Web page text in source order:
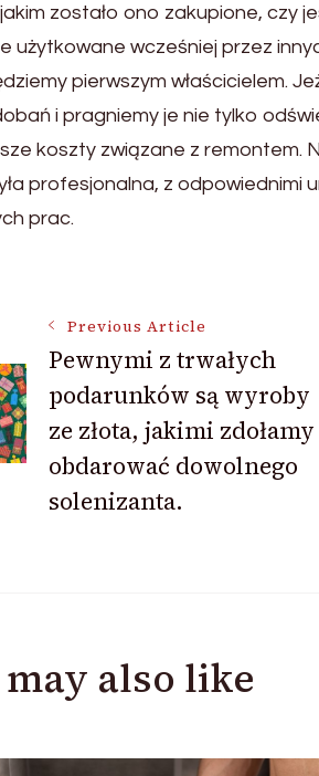
zostało ono zakupione,
użytkowane wcześniej przez
pierwszym właścicielem.
i pragniemy je nie tylko
koszty związane z remontem.
profesjonalna, z odpowiednimi
prac.
Previous Article
Pewnymi z trwałych
podarunków są wyroby
ze złota, jakimi zdołamy
obdarować dowolnego
solenizanta.
may also like